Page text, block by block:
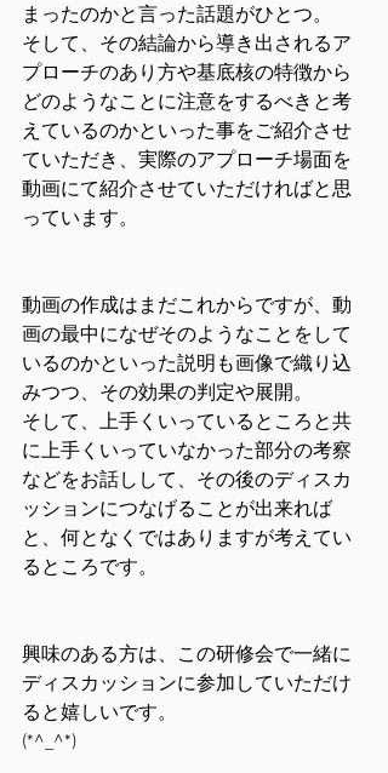
まったのかと言った話題がひとつ。
そして、その結論から導き出されるア
プローチのあり方や基底核の特徴から
どのようなことに注意をするべきと考
えているのかといった事をご紹介させ
ていただき、実際のアプローチ場面を
動画にて紹介させていただければと思
っています。
動画の作成はまだこれからですが、動
画の最中になぜそのようなことをして
いるのかといった説明も画像で織り込
みつつ、その効果の判定や展開。
そして、上手くいっているところと共
に上手くいっていなかった部分の考察
などをお話しして、その後のディスカ
ッションにつなげることが出来れば
と、何となくではありますが考えてい
るところです。
興味のある方は、この研修会で一緒に
ディスカッションに参加していただけ
ると嬉しいです。
(*^_^*)